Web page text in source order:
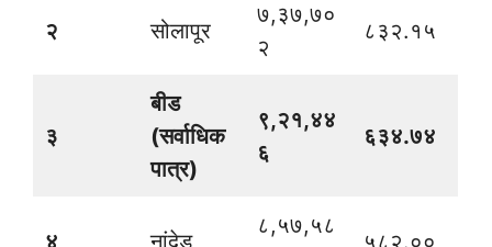
२ सोलापूर
७,३७,७०
२
८३२.१५
३
बीड
(सर्वाधिक
पात्र)
९,२१,४४
६
६३४.७४
८,५७,५८